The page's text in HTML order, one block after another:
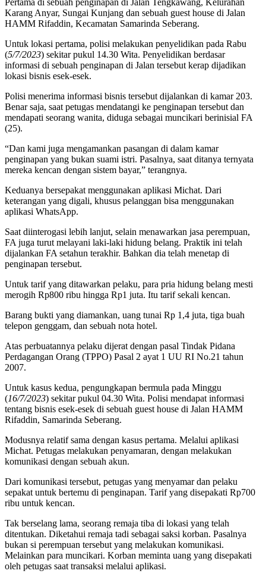
Karang Anyar, Sungai Kunjang dan sebuah guest house di Jalan
HAMM Rifaddin, Kecamatan Samarinda Seberang.
Untuk lokasi pertama, polisi melakukan penyelidikan pada Rabu
(5/7/2023) sekitar pukul 14.30 Wita. Penyelidikan berdasar
informasi di sebuah penginapan di Jalan tersebut kerap dijadikan
lokasi bisnis esek-esek.
Polisi menerima informasi bisnis tersebut dijalankan di kamar 203.
Benar saja, saat petugas mendatangi ke penginapan tersebut dan
mendapati seorang wanita, diduga sebagai muncikari berinisial FA
(25).
“Dan kami juga mengamankan pasangan di dalam kamar
penginapan yang bukan suami istri. Pasalnya, saat ditanya ternyata
mereka kencan dengan sistem bayar,” terangnya.
Keduanya bersepakat menggunakan aplikasi Michat. Dari
keterangan yang digali, khusus pelanggan bisa menggunakan
aplikasi WhatsApp.
Saat diinterogasi lebih lanjut, selain menawarkan jasa perempuan,
FA juga turut melayani laki-laki hidung belang. Praktik ini telah
dijalankan FA setahun terakhir. Bahkan dia telah menetap di
penginapan tersebut.
Untuk tarif yang ditawarkan pelaku, para pria hidung belang mesti
merogih Rp800 ribu hingga Rp1 juta. Itu tarif sekali kencan.
Barang bukti yang diamankan, uang tunai Rp 1,4 juta, tiga buah
telepon genggam, dan sebuah nota hotel.
Atas perbuatannya pelaku dijerat dengan pasal Tindak Pidana
Perdagangan Orang (TPPO) Pasal 2 ayat 1 UU RI No.21 tahun
2007.
Untuk kasus kedua, pengungkapan bermula pada Minggu
(16/7/2023) sekitar pukul 04.30 Wita. Polisi mendapat informasi
tentang bisnis esek-esek di sebuah guest house di Jalan HAMM
Rifaddin, Samarinda Seberang.
Modusnya relatif sama dengan kasus pertama. Melalui aplikasi
Michat. Petugas melakukan penyamaran, dengan melakukan
komunikasi dengan sebuah akun.
Dari komunikasi tersebut, petugas yang menyamar dan pelaku
sepakat untuk bertemu di penginapan. Tarif yang disepakati Rp700
ribu untuk kencan.
Tak berselang lama, seorang remaja tiba di lokasi yang telah
ditentukan. Diketahui remaja tadi sebagai saksi korban. Pasalnya
bukan si perempuan tersebut yang melakukan komunikasi.
Melainkan para muncikari. Korban meminta uang yang disepakati
oleh petugas saat transaksi melalui aplikasi.